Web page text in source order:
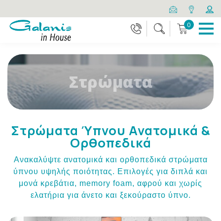
0
Στρώματα
Στρώματα Ύπνου Ανατομικά &
Ορθοπεδικά
Ανακαλύψτε ανατομικά και ορθοπεδικά στρώματα
ύπνου υψηλής ποιότητας. Επιλογές για διπλά και
μονά κρεβάτια, memory foam, αφρού και χωρίς
ελατήρια για άνετο και ξεκούραστο ύπνο.